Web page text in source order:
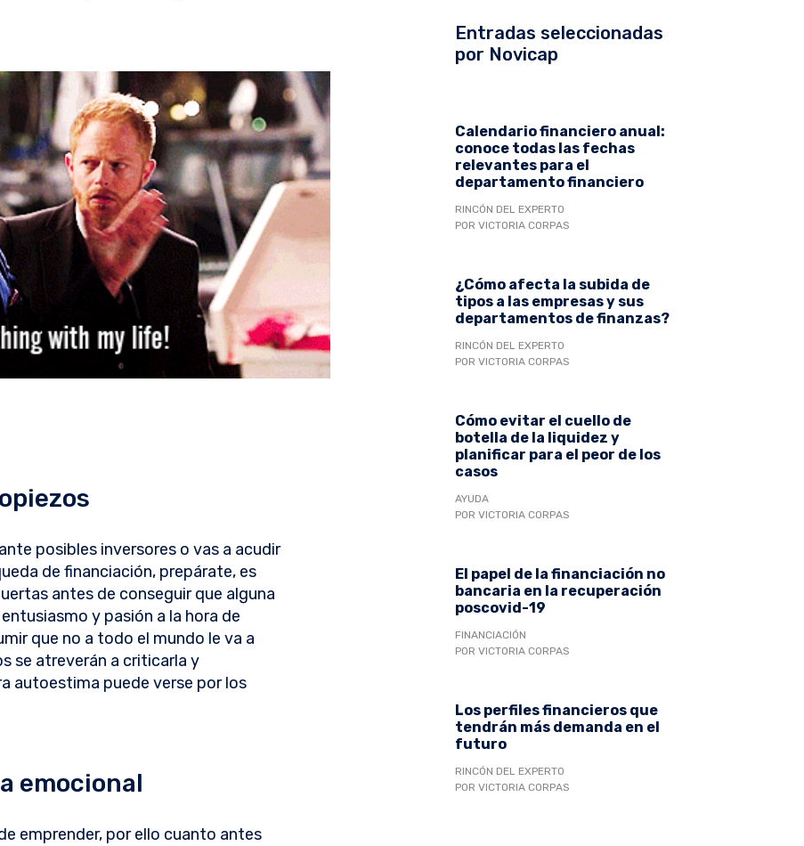
posibles inversores o vas a acudir
de financiación, prepárate, es
antes de conseguir que alguna
y pasión a la hora de
que no a todo el mundo le va a
se atreverán a criticarla y
autoestima puede verse por los
emocional
emprender, por ello cuanto antes
Entradas seleccionadas
por Novicap
Calendario financiero anual:
conoce todas las fechas
relevantes para el
departamento financiero
RINCÓN DEL EXPERTO
POR VICTORIA CORPAS
¿Cómo afecta la subida de
tipos a las empresas y sus
departamentos de finanzas?
RINCÓN DEL EXPERTO
POR VICTORIA CORPAS
Cómo evitar el cuello de
botella de la liquidez y
planificar para el peor de los
casos
AYUDA
POR VICTORIA CORPAS
El papel de la financiación no
bancaria en la recuperación
poscovid-19
FINANCIACIÓN
POR VICTORIA CORPAS
Los perfiles financieros que
tendrán más demanda en el
futuro
RINCÓN DEL EXPERTO
POR VICTORIA CORPAS